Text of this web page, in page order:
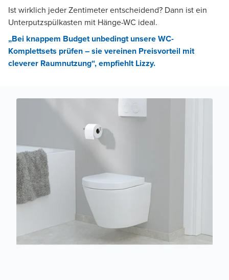
Ist wirklich jeder Zentimeter entscheidend? Dann ist ein
Unterputzspülkasten mit Hänge-WC ideal.
„Bei knappem Budget unbedingt unsere WC-
Komplettsets prüfen – sie vereinen Preisvorteil mit
cleverer Raumnutzung“, empfiehlt Lizzy.